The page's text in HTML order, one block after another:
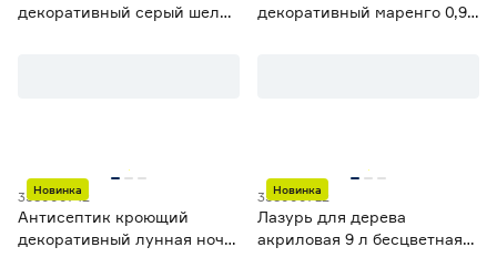
декоративный серый шелк
декоративный маренго 0,9
Новинка
358000742
Антисептик кроющий
декоративный лунная ночь
Новинка
358000712
Лазурь для дерева
акриловая 9 л бесцветная